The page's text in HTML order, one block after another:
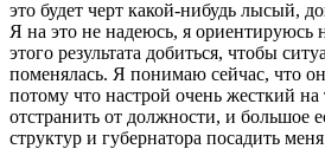
это будет черт какой-нибудь лысый,
Я на это не надеюсь, я ориентируюсь
этого результата добиться, чтобы
поменялась. Я понимаю сейчас, что
потому что настрой очень жесткий
отстранить от должности, и большое
структур и губернатора посадить